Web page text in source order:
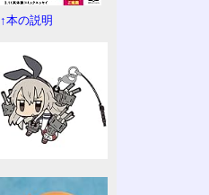
↑本の説明